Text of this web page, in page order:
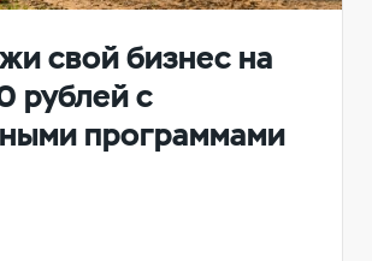
свой бизнес на
рублей с
программами